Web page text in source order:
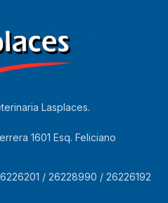
Lasplaces.
1601 Esq. Feliciano
/ 26228990 / 26226192